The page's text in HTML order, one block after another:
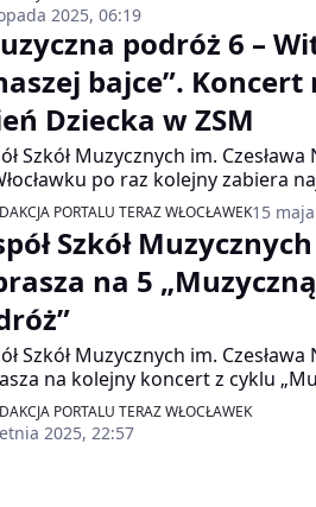
podróż 1 – Barwy jesieni”.
roku szkolnym spotkanie z cyklu
dzieciom, które zabierze
magii i emocji krainę
2025, 06:19
podróż 6 –
bajce”. Koncert
Dziecka w ZSM
Szkół Muzycznych im. Czesława
po raz kolejny zabiera
w niezwykłą „Muzyczną
tego wyjątkowego koncertu
hasłem „Witajcie w naszej bajce” i
dzieci oraz ich rodziny do
muzyki znanego z bajek i filmów.
PORTALU TERAZ WŁOCŁAWEK15
Szkół Muzycznych
na 5 „Muzyczną
Szkół Muzycznych im. Czesława
na kolejny koncert z cyklu
Tym razem na scenie pojawią
perkusyjne, które przeniosą
fantazji. Nie zabraknie
PORTALU TERAZ WŁOCŁAWEK
2025, 22:57